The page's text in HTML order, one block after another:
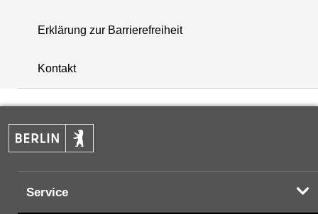
+
−
Erklärung zur Barrierefreiheit
Kontakt
Service